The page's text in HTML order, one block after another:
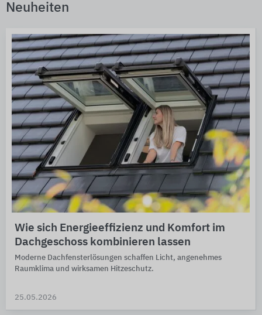
Neuheiten
Wie sich Energieeffizienz und Komfort im
Dachgeschoss kombinieren lassen
Moderne Dachfensterlösungen schaffen Licht, angenehmes
Raumklima und wirksamen Hitzeschutz.
25.05.2026